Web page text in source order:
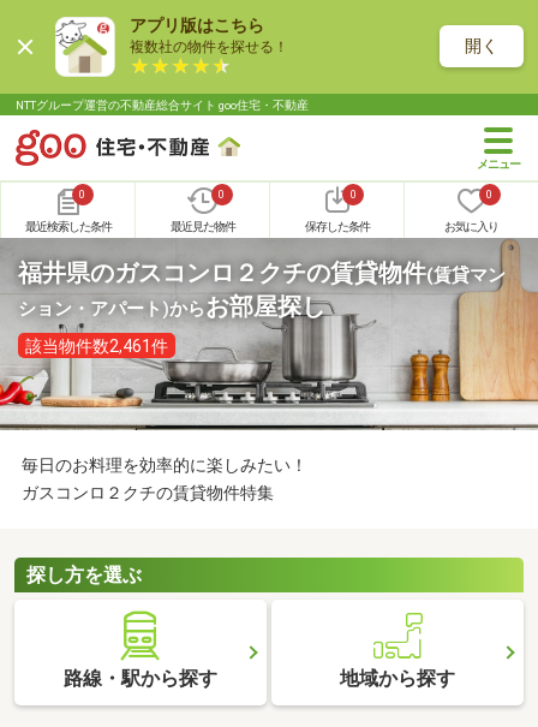
アプリ版はこちら
複数社の物件を探せる！ 開く
NTTグループ運営の不動産総合サイト goo住宅・不動産
0
最近検索した条件
0
最近見た物件
0
保存した条件
0
お気に入り
福井県のガスコンロ２クチの賃貸物件(賃貸マン
ション・アパート)からお部屋探し
該当物件数2,461件
毎日のお料理を効率的に楽しみたい！
ガスコンロ２クチの賃貸物件特集
探し方を選ぶ
路線・駅から探す 地域から探す